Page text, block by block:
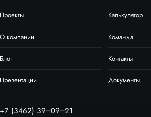
Проекты Калькулятор
О компании Команда
Блог Контакты
Презентации Документы
+7 (3462) 39‒09‒21